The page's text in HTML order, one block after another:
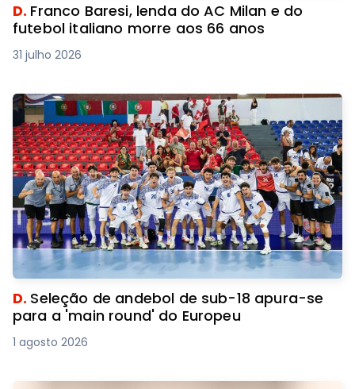
D. Franco Baresi, lenda do AC Milan e do
futebol italiano morre aos 66 anos
31 julho 2026
D. Seleção de andebol de sub-18 apura-se
para a 'main round' do Europeu
1 agosto 2026